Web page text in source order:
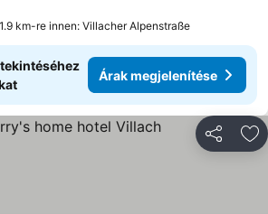
1.9 km-re innen: Villacher Alpenstraße
Árak megjelenítése